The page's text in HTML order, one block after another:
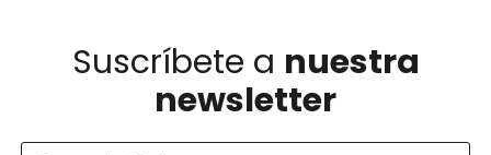
Suscríbete a nuestra
newsletter